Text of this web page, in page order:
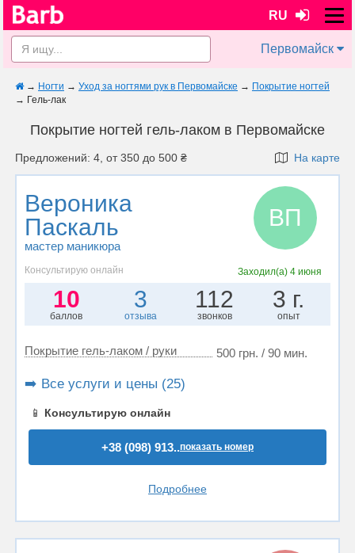
RU
Первомайск
→ Ногти → Уход за ногтями рук в Первомайске → Покрытие ногтей
→ Гель-лак
Покрытие ногтей гель-лаком в Первомайске
Предложений: 4, от 350 до 500 ₴ На карте
Вероника
Паскаль
мастер маникюра
ВП
Консультирую онлайн Заходил(а) 4 июня
10
баллов
3
отзыва
112
звонков
3 г.
опыт
Покрытие гель-лаком / руки 500 грн. / 90 мин.
➡️ Все услуги и цены (25)
📱 Консультирую онлайн
+38 (098) 913..показать номер
Подробнее